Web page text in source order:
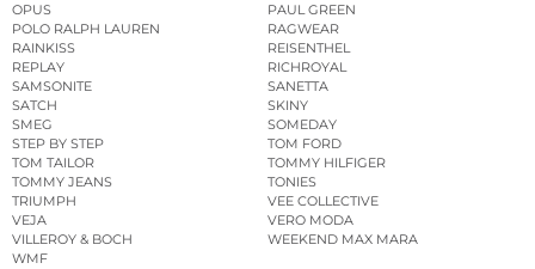
OPUS
PAUL GREEN
POLO RALPH LAUREN
RAGWEAR
RAINKISS
REISENTHEL
REPLAY
RICHROYAL
SAMSONITE
SANETTA
SATCH
SKINY
SMEG
SOMEDAY
STEP BY STEP
TOM FORD
TOM TAILOR
TOMMY HILFIGER
TOMMY JEANS
TONIES
TRIUMPH
VEE COLLECTIVE
VEJA
VERO MODA
VILLEROY & BOCH
WEEKEND MAX MARA
WMF